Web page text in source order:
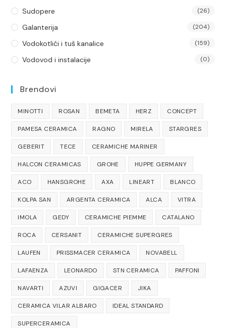
Sudopere (26)
Galanterija (204)
Vodokotlići i tuš kanalice (159)
Vodovod i instalacije (0)
Brendovi
MINOTTI ROSAN BEMETA HERZ CONCEPT
PAMESA CERAMICA RAGNO MIRELA STARGRES
GEBERIT TECE CERAMICHE MARINER
HALCON CERAMICAS GROHE HUPPE GERMANY
ACO HANSGROHE AXA LINEART BLANCO
KOLPA SAN ARGENTA CERAMICA ALCA VITRA
IMOLA GEDY CERAMICHE PIEMME CATALANO
ROCA CERSANIT CERAMICHE SUPERGRES
LAUFEN PRISSMACER CERAMICA NOVABELL
LAFAENZA LEONARDO STN CERAMICA PAFFONI
NAVARTI AZUVI GIGACER JIKA
CERAMICA VILAR ALBARO IDEAL STANDARD
SUPERCERAMICA